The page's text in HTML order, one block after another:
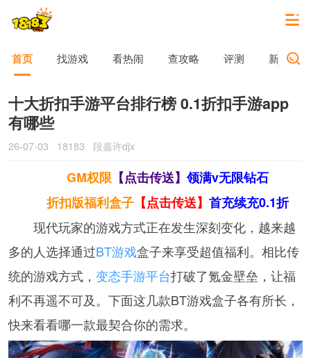
首页 找游戏 看热闹 查攻略 评测 新游动态
十大折扣手游平台排行榜 0.1折扣手游app
有哪些
26-07-03 18183 段嘉许djx
GM权限【点击传送】领满v无限钻石
折扣版福利盒子 【点击传送】首充续充0.1折
现代玩家的游戏方式正在发生深刻变化，越来越
多的人选择通过BT游戏盒子来享受超值福利。相比传
统的游戏方式， 变态手游平台打破了氪金壁垒，让福
利不再遥不可及。下面这几款BT游戏盒子各有所长，
快来看看哪一款最契合你的需求。